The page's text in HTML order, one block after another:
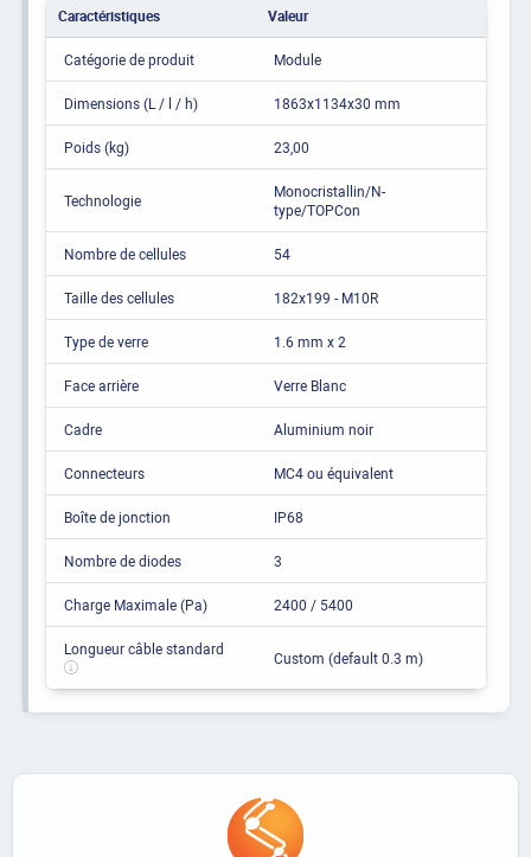
Caractéristiques Valeur
Catégorie de produit Module
Dimensions (L / l / h) 1863x1134x30 mm
Poids (kg) 23,00
Technologie
Monocristallin/N-
type/TOPCon
Nombre de cellules 54
Taille des cellules 182x199 - M10R
Type de verre 1.6 mm x 2
Face arrière Verre Blanc
Cadre Aluminium noir
Connecteurs MC4 ou équivalent
Boîte de jonction IP68
Nombre de diodes 3
Charge Maximale (Pa) 2400 / 5400
Longueur câble standard Custom (default 0.3 m)